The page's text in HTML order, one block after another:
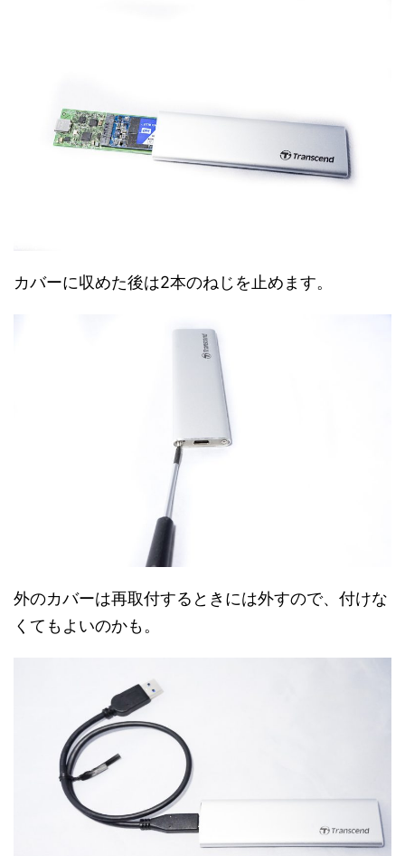
カバーに収めた後は2本のねじを止めます。
外のカバーは再取付するときには外すので、付けな
くてもよいのかも。